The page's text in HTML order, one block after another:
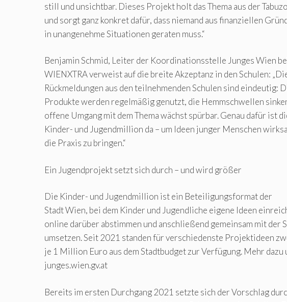
still und unsichtbar. Dieses Projekt holt das Thema aus der
und sorgt ganz konkret dafür, dass niemand aus finanziellen
in unangenehme Situationen geraten muss.“
Benjamin Schmid, Leiter der Koordinationsstelle Junges Wien
WIENXTRA verweist auf die breite Akzeptanz in den Schulen:
Rückmeldungen aus den teilnehmenden Schulen sind eindeutig:
Produkte werden regelmäßig genutzt, die Hemmschwellen
offene Umgang mit dem Thema wächst spürbar. Genau dafür ist
Kinder- und Jugendmillion da – um Ideen junger Menschen
die Praxis zu bringen.“
Ein Jugendprojekt setzt sich durch – und wird größer
Die Kinder- und Jugendmillion ist ein Beteiligungsformat der
Stadt Wien, bei dem Kinder und Jugendliche eigene Ideen
online darüber abstimmen und anschließend gemeinsam mit der
umsetzen. Seit 2021 standen für verschiedenste Projektideen
je 1 Million Euro aus dem Stadtbudget zur Verfügung. Mehr dazu
junges.wien.gv.at
Bereits im ersten Durchgang 2021 setzte sich der Vorschlag